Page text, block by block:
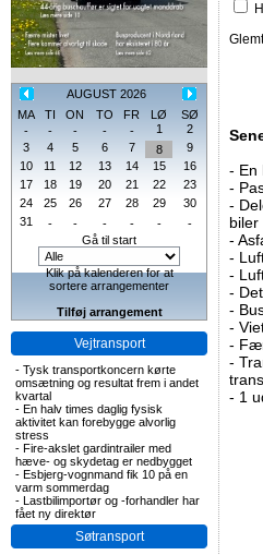
AUGUST 2026
MA
TI ON TO FR LØ
SØ
-
- - - - 1
2
3
4 5 6 7 8
9
10
11 12 13 14 15
16
17
18 19 20 21 22
23
24
25 26 27 28 29
30
31
- - - - -
-
Gå til start
Klik på kalenderen for at
sortere arrangementer
Tilføj arrangement
Vejtransport
- Tysk transportkoncern kørte
omsætning og resultat frem i andet
kvartal
- En halv times daglig fysisk
aktivitet kan forebygge alvorlig
stress
- Fire-akslet gardintrailer med
hæve- og skydetag er nedbygget
- Esbjerg-vognmand fik 10 på en
varm sommerdag
- Lastbilimportør og -forhandler har
fået ny direktør
Søtransport
- En
-
-
biler
-
-
-
-
-
-
-
-
- 1